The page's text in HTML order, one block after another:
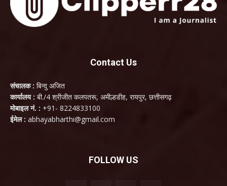
Contact Us
संचालक : बिन्दु अजित
कार्यालय : बी./4 श्रीजीत कलपतरू, अमील्हडीह, रायपुर, छत्तीसगढ़
मोबाइल नं. : +91- 8224833100
ईमेल : abhayabharthi@gmail.com
FOLLOW US